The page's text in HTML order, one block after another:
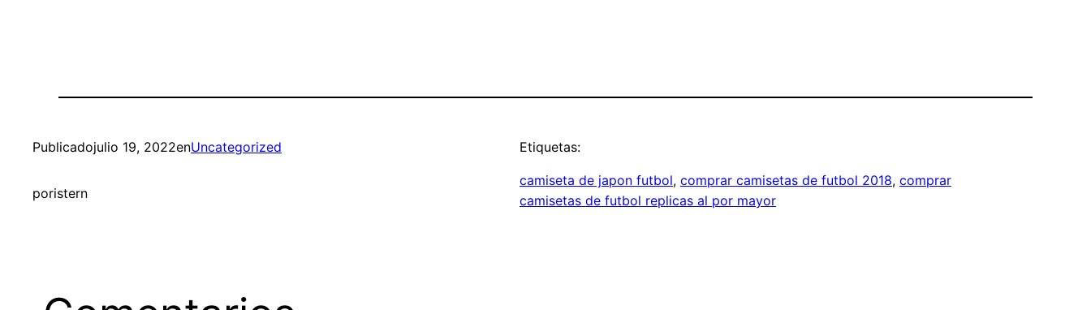
Publicadojulio 19, 2022enUncategorized
poristern
Etiquetas:
camiseta de japon futbol, comprar camisetas de futbol 2018, comprar
camisetas de futbol replicas al por mayor